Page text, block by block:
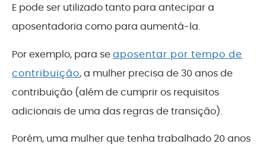
E pode ser utilizado tanto para antecipar a
aposentadoria como para aumentá-la.
Por exemplo, para seaposentar por tempo de
contribuição, a mulher precisa de 30 anos de
contribuição (além de cumprir os requisitos
adicionais de uma das regras de transição).
Porém, uma mulher que tenha trabalhado 20 anos